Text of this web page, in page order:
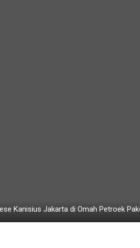
Kanisius Jakarta di Omah Petroek